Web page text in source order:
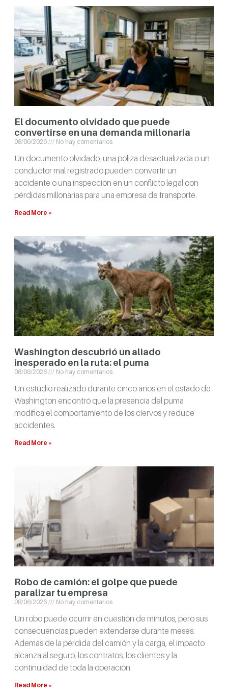
El documento olvidado que puede
convertirse en una demanda millonaria
08/06/2026 No hay comentarios
Un documento olvidado, una póliza desactualizada o un
conductor mal registrado pueden convertir un
accidente o una inspección en un conflicto legal con
pérdidas millonarias para una empresa de transporte.
Read More »
Washington descubrió un aliado
inesperado en la ruta: el puma
08/06/2026 No hay comentarios
Un estudio realizado durante cinco años en el estado de
Washington encontró que la presencia del puma
modifica el comportamiento de los ciervos y reduce
accidentes.
Read More »
Robo de camión: el golpe que puede
paralizar tu empresa
08/06/2026 No hay comentarios
Un robo puede ocurrir en cuestión de minutos, pero sus
consecuencias pueden extenderse durante meses.
Además de la pérdida del camión y la carga, el impacto
alcanza al seguro, los contratos, los clientes y la
continuidad de toda la operación.
Read More »